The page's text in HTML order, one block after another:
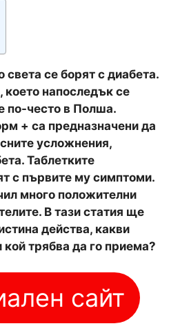
света се борят с диабета.
което напоследък се
по-често в Полша.
+ са предназначени да
усложнения,
Таблетките
с първите му симптоми.
много положителни
В тази статия ще
действа, какви
трябва да го приема?
сайт